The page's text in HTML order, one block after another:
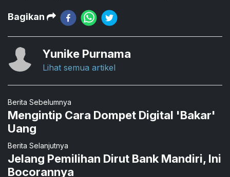
Bagikan
Yunike Purnama
Lihat semua artikel
Berita Sebelumnya
Mengintip Cara Dompet Digital 'Bakar'
Uang
Berita Selanjutnya
Jelang Pemilihan Dirut Bank Mandiri, Ini
Bocorannya